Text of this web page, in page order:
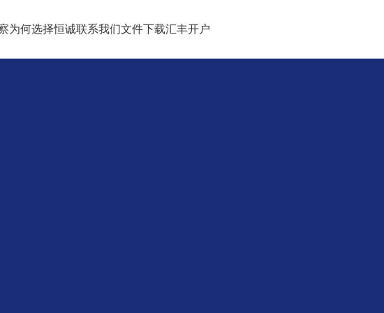
为何选择恒诚联系我们文件下载汇丰开户